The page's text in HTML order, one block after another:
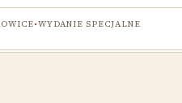
•WYDANIE SPECJALNE